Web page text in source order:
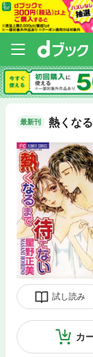
最新刊 熱くな
試し読み
カ